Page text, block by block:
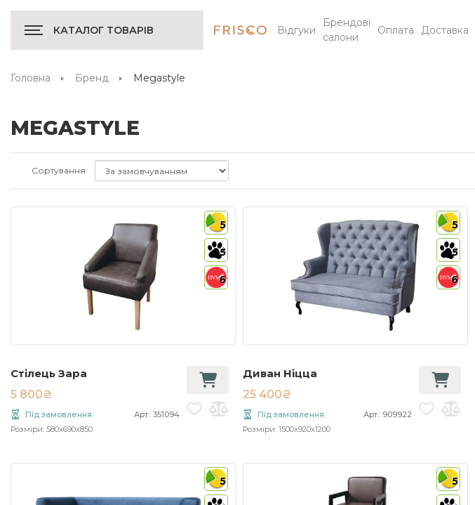
КАТАЛОГ ТОВАРІВ Відгуки
Брендові
салони
Оплата Доставка
Головна Бренд Megastyle
MEGASTYLE
Сортування:
5
5
6
Стілець Зара
5 800₴
Арт.: 351094
Під замовлення
Розміри: 580x690x850
5
5
6
Диван Ніцца
25 400₴
Арт.: 909922
Під замовлення
Розміри: 1500x920x1200
5 5